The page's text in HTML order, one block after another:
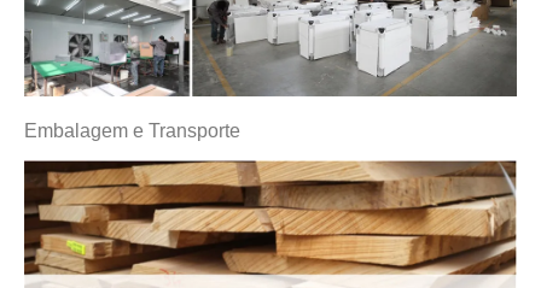
Embalagem e Transporte